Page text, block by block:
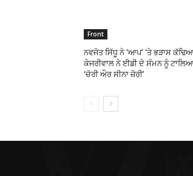
Front
ਨਵਜੋਤ ਸਿੱਧੂ ਨੇ ‘ਆਪ’ ‘ਤੇ ਭੜਾਸ
ਕੇਜਰੀਵਾਲ ਨੇ ਈਡੀ ਦੇ ਸੰਮਨ ਨੂੰ
‘ਚੋਰੀ ਔਰ ਸੀਨਾ ਜ਼ੋਰੀ’